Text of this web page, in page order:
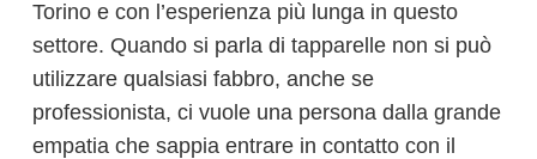
Torino e con l’esperienza più lunga in questo
settore. Quando si parla di tapparelle non si può
utilizzare qualsiasi fabbro, anche se
professionista, ci vuole una persona dalla grande
empatia che sappia entrare in contatto con il